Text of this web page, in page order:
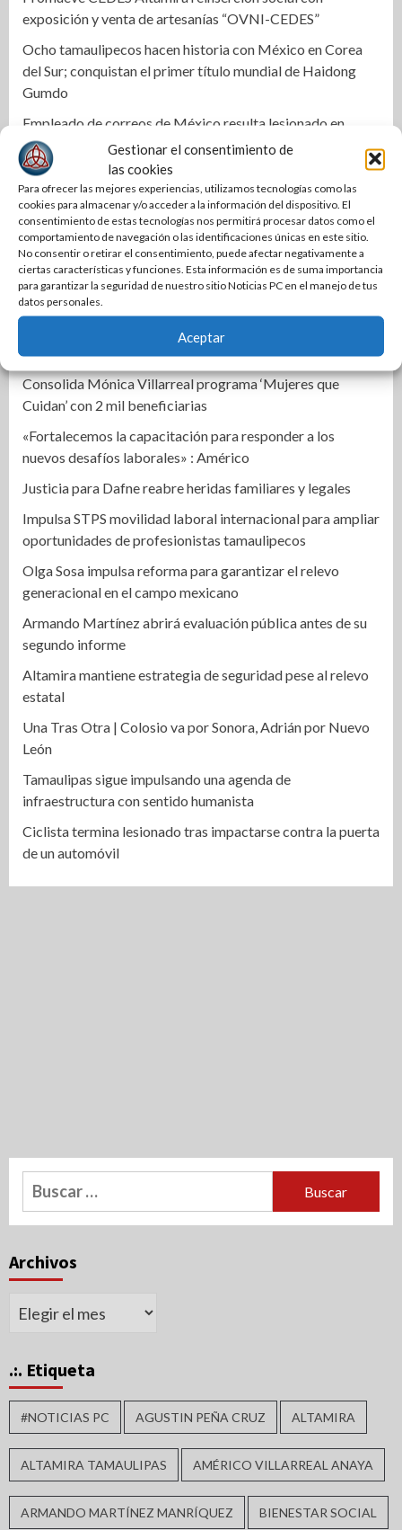
Gestionar el consentimiento de
las cookies
Para ofrecer las mejores experiencias, utilizamos tecnologías como las
cookies para almacenar y/o acceder a la información del dispositivo. El
consentimiento de estas tecnologías nos permitirá procesar datos como el
comportamiento de navegación o las identificaciones únicas en este sitio.
No consentir o retirar el consentimiento, puede afectar negativamente a
ciertas características y funciones. Esta información es de suma importancia
para garantizar la seguridad de nuestro sitio Noticias PC en el manejo de tus
datos personales.
Aceptar
exposición y venta de artesanías “OVNI-CEDES”
Ocho tamaulipecos hacen historia con México en Corea
del Sur; conquistan el primer título mundial de Haidong
Gumdo
Empleado de correos de México resulta lesionado en
accidente
Cae célula armada en Matamoros durante operativo
federal
Plantea GP usar alertas ‘cell broadcast’ para búsqueda de
desaparecidos en Tamaulipas
Gobierno Municipal fortalece infraestructura urbana de
Altamira
Rehabilitan edificios en Arboledas para beneficiar a más
de dos mil habitantes maderenses
Consolida Mónica Villarreal programa ‘Mujeres que
Cuidan’ con 2 mil beneficiarias
«Fortalecemos la capacitación para responder a los
nuevos desafíos laborales» : Américo
Justicia para Dafne reabre heridas familiares y legales
Impulsa STPS movilidad laboral internacional para ampliar
oportunidades de profesionistas tamaulipecos
Olga Sosa impulsa reforma para garantizar el relevo
generacional en el campo mexicano
Armando Martínez abrirá evaluación pública antes de su
segundo informe
Altamira mantiene estrategia de seguridad pese al relevo
estatal
Una Tras Otra | Colosio va por Sonora, Adrián por Nuevo
León
Tamaulipas sigue impulsando una agenda de
infraestructura con sentido humanista
Ciclista termina lesionado tras impactarse contra la puerta
de un automóvil
Buscar:
Archivos
Archivos
.:. Etiqueta
#NOTICIAS PC AGUSTIN PEÑA CRUZ ALTAMIRA
ALTAMIRA TAMAULIPAS AMÉRICO VILLARREAL ANAYA
ARMANDO MARTÍNEZ MANRÍQUEZ BIENESTAR SOCIAL